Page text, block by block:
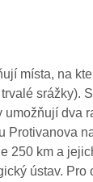
místa, na
trvalé srážky).
dva
Protivanova
250 km a
ústav. Pro